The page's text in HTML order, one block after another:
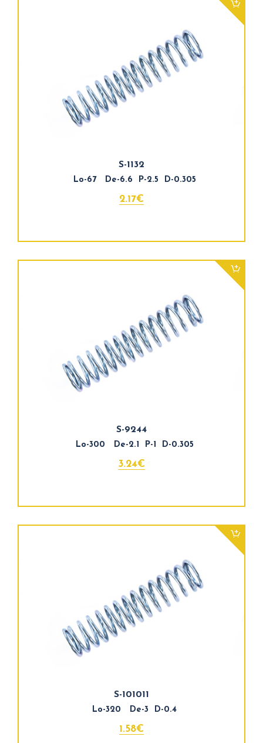
S-1132
Lo-67 De-6.6 P-2.5 D-0.305
2.17€
S-9244
Lo-300 De-2.1 P-1 D-0.305
3.24€
S-101011
Lo-320 De-3 D-0.4
1.58€